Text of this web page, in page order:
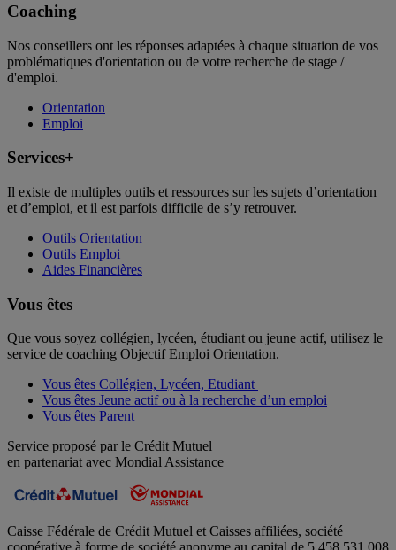
Coaching
Nos conseillers ont les réponses adaptées à chaque situation de vos
problématiques d'orientation ou de votre recherche de stage /
d'emploi.
Orientation
Emploi
Services+
Il existe de multiples outils et ressources sur les sujets d’orientation
et d’emploi, et il est parfois difficile de s’y retrouver.
Outils Orientation
Outils Emploi
Aides Financières
Vous êtes
Que vous soyez collégien, lycéen, étudiant ou jeune actif, utilisez le
service de coaching Objectif Emploi Orientation.
Vous êtes Collégien, Lycéen, Etudiant
Vous êtes Jeune actif ou à la recherche d’un emploi
Vous êtes Parent
Service proposé par le Crédit Mutuel
en partenariat avec Mondial Assistance
Caisse Fédérale de Crédit Mutuel et Caisses affiliées, société